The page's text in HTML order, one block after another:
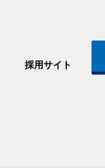
採用サイト